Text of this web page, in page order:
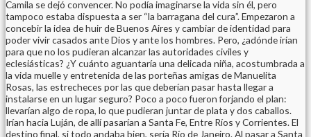
Camila se dejó convencer. No podía imaginarse la vida sin él, pero
tampoco estaba dispuesta a ser “la barragana del cura”. Empezaron a
concebir la idea de huir de Buenos Aires y cambiar de identidad para
poder vivir casados ante Dios y ante los hombres. Pero, ¿adónde irían
para que no los pudieran alcanzar las autoridades civiles y
eclesiásticas? ¿Y cuánto aguantaría una delicada niña, acostumbrada a
la vida muelle y entretenida de las porteñas amigas de Manuelita
Rosas, las estrecheces por las que deberían pasar hasta llegar a
instalarse en un lugar seguro? Poco a poco fueron forjando el plan:
llevarían algo de ropa, lo que pudieran juntar de plata y dos caballos.
Irían hacia Luján, de allí pasarían a Santa Fe, Entre Ríos y Corrientes. El
destino final, si todo andaba bien, sería Río de Janeiro. Al pasar a Santa